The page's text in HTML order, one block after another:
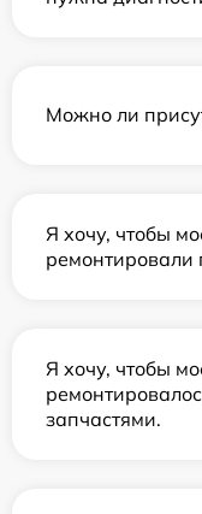
Можно ли
Я хочу, чтобы
ремонтировали
Я хочу, чтобы
запчастями.